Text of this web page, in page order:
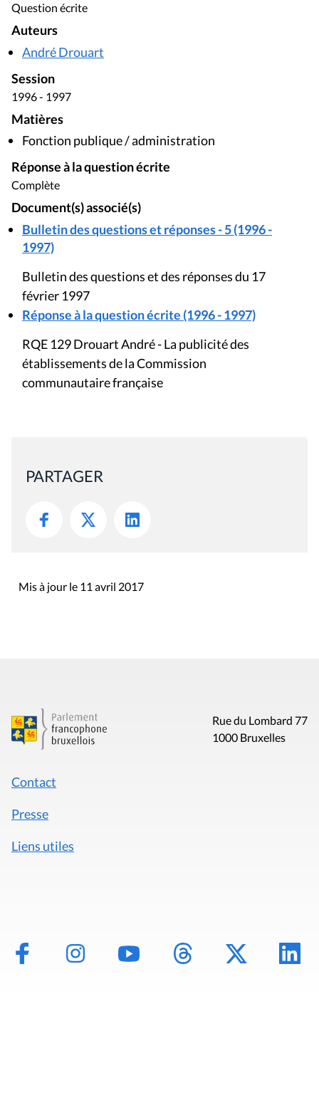
Question écrite
Auteurs
André Drouart
Session
1996 - 1997
Matières
Fonction publique / administration
Réponse à la question écrite
Complète
Document(s) associé(s)
Bulletin des questions et réponses - 5 (1996 -
1997)
Bulletin des questions et des réponses du 17
février 1997
Réponse à la question écrite (1996 - 1997)
RQE 129 Drouart André - La publicité des
établissements de la Commission
communautaire française
PARTAGER
Mis à jour le 11 avril 2017
Rue du Lombard 77
1000 Bruxelles
Contact
Presse
Liens utiles